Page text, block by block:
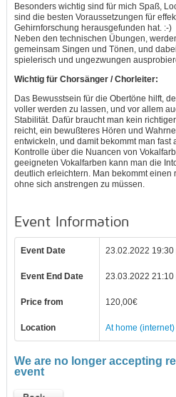
Besonders wichtig sind für mich Spaß,
sind die besten Voraussetzungen für
Gehirnforschung herausgefunden hat. :-)
Neben den technischen Übungen,
gemeinsam Singen und Tönen, und
spielerisch und ungezwungen
Wichtig für Chorsänger / Chorleiter:
Das Bewusstsein für die Obertöne hilft,
voller werden zu lassen, und vor allem
Stabilität. Dafür braucht man kein
reicht, ein bewußteres Hören und
entwickeln, und damit bekommt man fast
Kontrolle über die Nuancen von
geeigneten Vokalfarben kann man die
deutlich erleichtern. Man bekommt einen
ohne sich anstrengen zu müssen.
Event Information
Event Date 23.02.2022 19:30
Event End Date 23.03.2022 21:10
Price from 120,00€
Location At home (internet)
We are no longer accepting
event